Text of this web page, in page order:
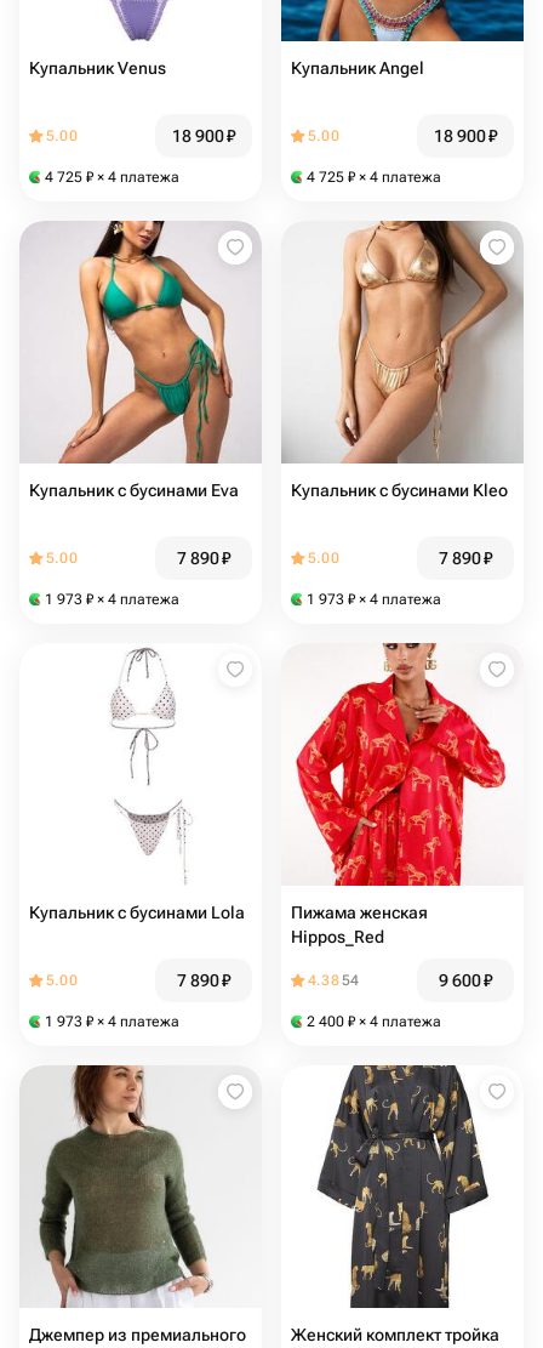
Купальник Venus
5.00 18 900₽
4 725 ₽ × 4 платежа
Купальник Angel
5.00 18 900₽
4 725 ₽ × 4 платежа
Купальник с бусинами Eva
5.00 7 890₽
1 973 ₽ × 4 платежа
Купальник с бусинами Kleo
5.00 7 890₽
1 973 ₽ × 4 платежа
Купальник с бусинами Lola
5.00 7 890₽
1 973 ₽ × 4 платежа
Пижама женская
Hippos_Red
4.3854 9 600₽
2 400 ₽ × 4 платежа
Джемпер из премиального
Женский комплект тройка